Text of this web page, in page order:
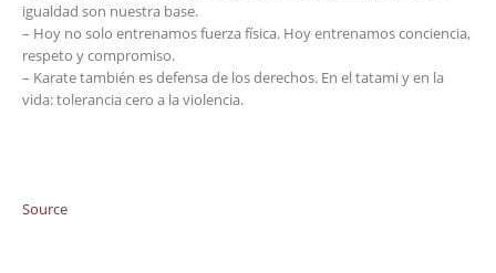
igualdad son nuestra base.
– Hoy no solo entrenamos fuerza física. Hoy entrenamos conciencia,
respeto y compromiso.
– Karate también es defensa de los derechos. En el tatami y en la
vida: tolerancia cero a la violencia.
Source